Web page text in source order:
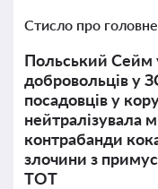
Стисло про
Польський Сейм
добровольців у
посадовців у
нейтралізувала
контрабанди
злочини з
ТОТ